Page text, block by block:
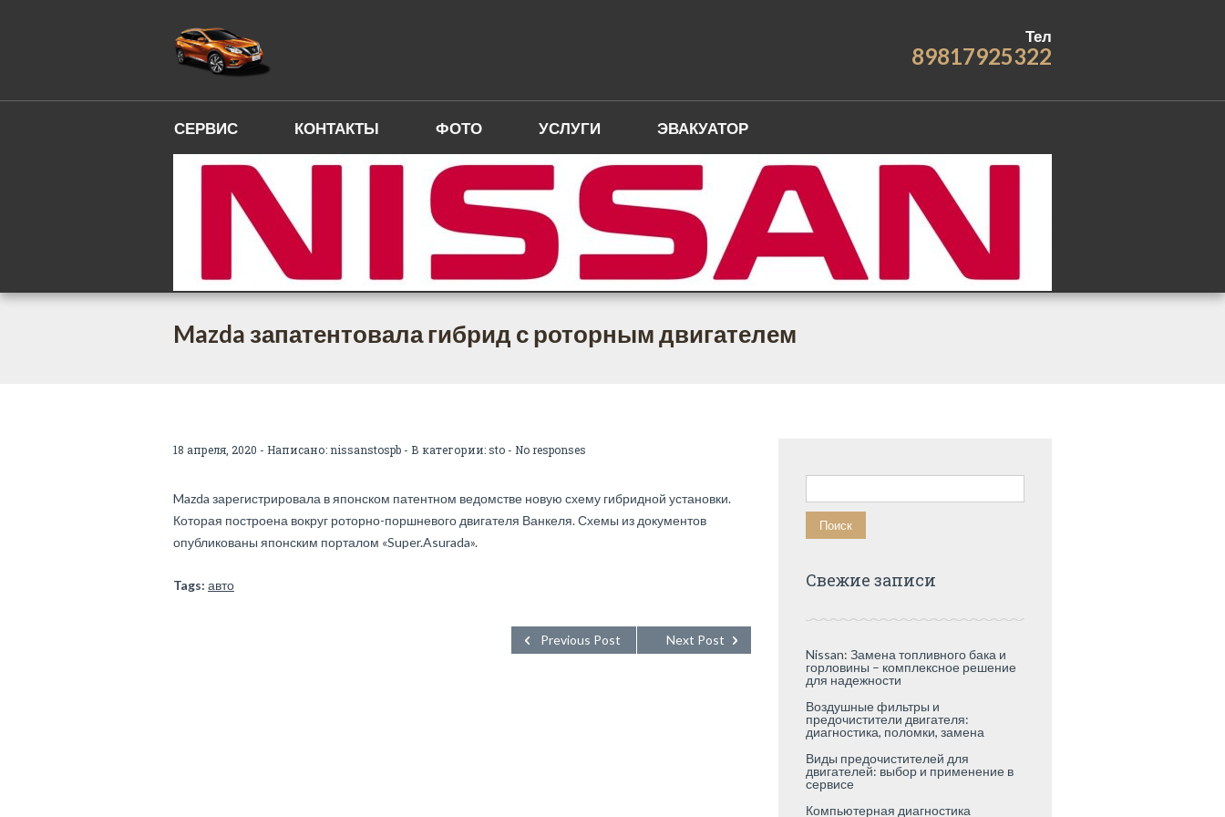
Тел
89817925322
СЕРВИС КОНТАКТЫ ФОТО УСЛУГИ ЭВАКУАТОР
Mazda запатентовала гибрид с роторным двигателем
18 апреля, 2020 - Написано: nissanstospb - В категории:sto - No responses
Mazda зарегистрировала в японском патентном ведомстве новую схему гибридной установки.
Которая построена вокруг роторно-поршневого двигателя Ванкеля. Схемы из документов
опубликованы японским порталом «Super.Asurada».
Tags: авто
Next Post
Previous Post
Найти:
Свежие записи
Nissan: Замена топливного бака и
горловины – комплексное решение
для надежности
Воздушные фильтры и
предочистители двигателя:
диагностика, поломки, замена
Виды предочистителей для
двигателей: выбор и применение в
сервисе
Компьютерная диагностика